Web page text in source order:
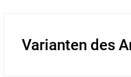
Varianten des